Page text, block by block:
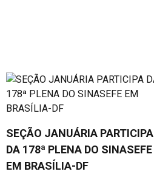
SEÇÃO JANUÁRIA PARTICIPA
DA 178ª PLENA DO SINASEFE
EM BRASÍLIA-DF